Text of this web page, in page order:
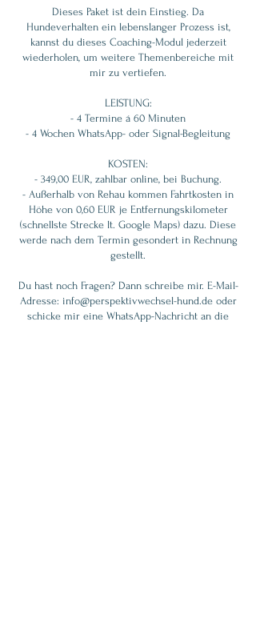
Dieses Paket ist dein Einstieg. Da
Hundeverhalten ein lebenslanger Prozess ist,
kannst du dieses Coaching-Modul jederzeit
wiederholen, um weitere Themenbereiche mit
mir zu vertiefen.
LEISTUNG:
- 4 Termine á 60 Minuten
- 4 Wochen WhatsApp- oder Signal-Begleitung
KOSTEN:
- 349,00 EUR, zahlbar online, bei Buchung.
- Außerhalb von Rehau kommen Fahrtkosten in
Höhe von 0,60 EUR je Entfernungskilometer
(schnellste Strecke lt. Google Maps) dazu. Diese
werde nach dem Termin gesondert in Rechnung
gestellt.
​Du hast noch Fragen? Dann schreibe mir. E-Mail-
Adresse: info@perspektivwechsel-hund.de oder
schicke mir eine WhatsApp-Nachricht an die